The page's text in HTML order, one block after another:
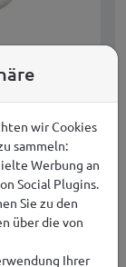
KAUFEN
€
wir Cookies
sammeln:
Werbung an
Social Plugins.
Sie zu den
über die von
Ihrer